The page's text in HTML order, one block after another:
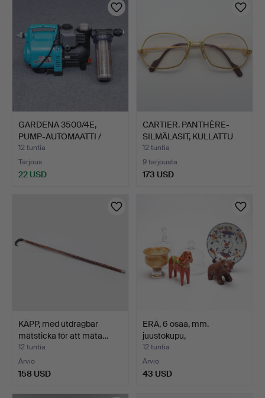
GARDENA 3500/4E,
PUMP-AUTOMAATTI /
VESIPUM…
12 tuntia
Tarjous
22 USD
CARTIER. PANTHÈRE-
SILMÄLASIT, KULLATTU
KEH…
12 tuntia
9 tarjousta
173 USD
KÄPP, med utdragbar
mätsticka för att mäta…
12 tuntia
Arvio
158 USD
ERÄ, 6 osaa, mm.
juustokupu,
taalainmaanhe…
12 tuntia
Arvio
43 USD